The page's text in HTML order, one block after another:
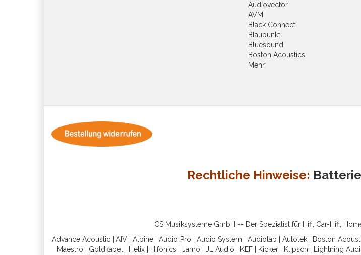
Audiovector
AVM
Black Connect
Blaupunkt
Bluesound
Boston Acoustics
Mehr
Rechtliche Hinweise:
CS Musiksysteme GmbH -- Der Spezialist für Hifi, Car-Hifi,
Advance Acoustic
AIV Alpine Audio Pro Audio System Audiolab Autotek Boston
Maestro
Goldkabel Helix| Hifonics Jamo JL Audio KEF| Kicker| Klipsch Lightning